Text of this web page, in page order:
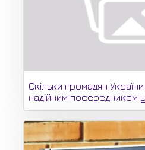
Скільки громадян
надійним посередником